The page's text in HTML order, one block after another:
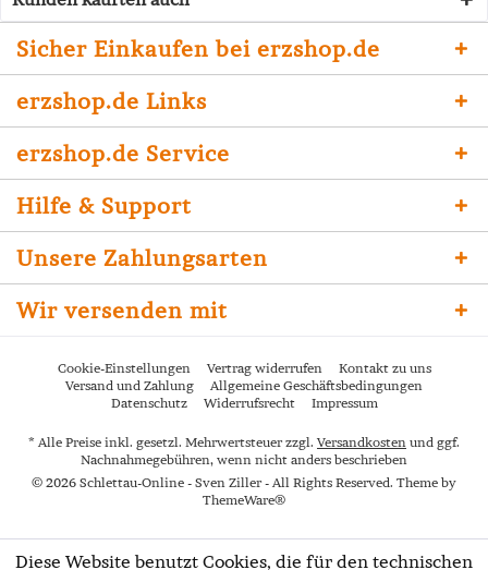
Sicher Einkaufen bei erzshop.de
erzshop.de Links
erzshop.de Service
Hilfe & Support
Unsere Zahlungsarten
Wir versenden mit
Cookie-Einstellungen Vertrag widerrufen
Kontakt zu uns
Versand und Zahlung
Allgemeine Geschäftsbedingungen
Datenschutz
Widerrufsrecht Impressum
* Alle Preise inkl. gesetzl. Mehrwertsteuer zzgl. Versandkosten und ggf.
Nachnahmegebühren, wenn nicht anders beschrieben
© 2026 Schlettau-Online - Sven Ziller - All Rights Reserved. Theme by
ThemeWare®
Diese Website benutzt Cookies, die für den technischen